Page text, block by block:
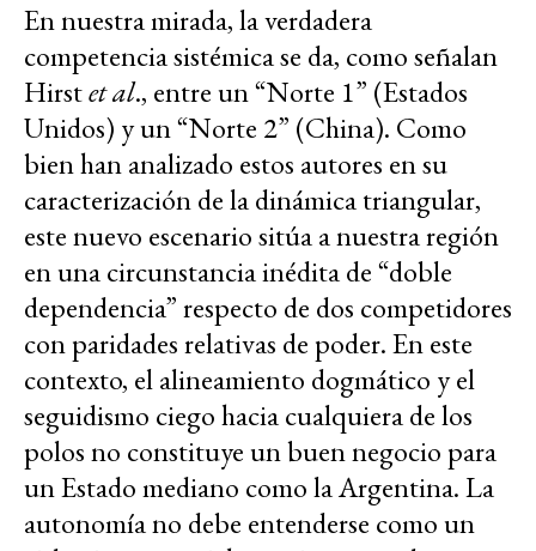
En nuestra mirada, la verdadera
competencia sistémica se da, como señalan
Hirstet al., entre un “Norte 1” (Estados
Unidos) y un “Norte 2” (China). Como
bien han analizado estos autores en su
caracterización de la dinámica triangular,
este nuevo escenario sitúa a nuestra región
en una circunstancia inédita de “doble
dependencia” respecto de dos competidores
con paridades relativas de poder. En este
contexto, el alineamiento dogmático y el
seguidismo ciego hacia cualquiera de los
polos no constituye un buen negocio para
un Estado mediano como la Argentina. La
autonomía no debe entenderse como un